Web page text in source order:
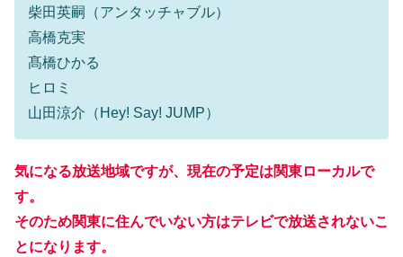
柴田英嗣（アンタッチャブル）
高橋克実
髙橋ひかる
ヒロミ
山田涼介（Hey! Say! JUMP）
気になる放送地域ですが、現在の予定は関東ローカルで
す。
そのため関東に住んでいない方はテレビで放送されないこ
とになります。